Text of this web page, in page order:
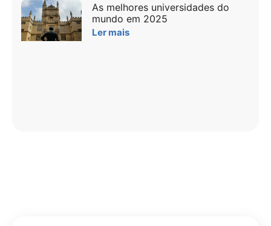
As melhores universidades do
mundo em 2025
Ler mais